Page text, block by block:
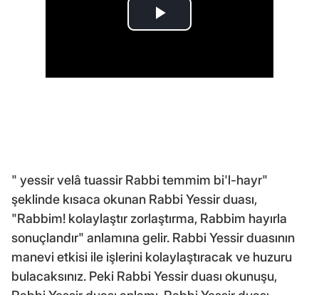
" yessir velâ tuassir Rabbi temmim bi'l-hayr"
şeklinde kısaca okunan Rabbi Yessir duası,
"Rabbim! kolaylaştır zorlaştırma, Rabbim hayırla
sonuçlandır" anlamına gelir. Rabbi Yessir duasının
manevi etkisi ile işlerini kolaylaştıracak ve huzuru
bulacaksınız. Peki Rabbi Yessir duası okunuşu,